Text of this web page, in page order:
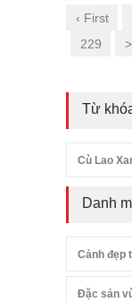
‹ First
229
>
Từ
Cù Lao
Danh
Cảnh đẹp
Đặc sản